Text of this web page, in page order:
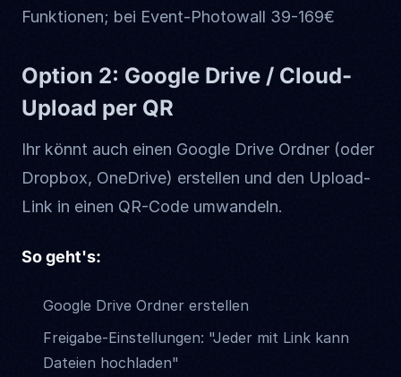
Funktionen; bei Event-Photowall 39-169€
Option 2: Google Drive / Cloud-
Upload per QR
Ihr könnt auch einen Google Drive Ordner (oder
Dropbox, OneDrive) erstellen und den Upload-
Link in einen QR-Code umwandeln.
So geht's:
Google Drive Ordner erstellen
Freigabe-Einstellungen: "Jeder mit Link kann
Dateien hochladen"